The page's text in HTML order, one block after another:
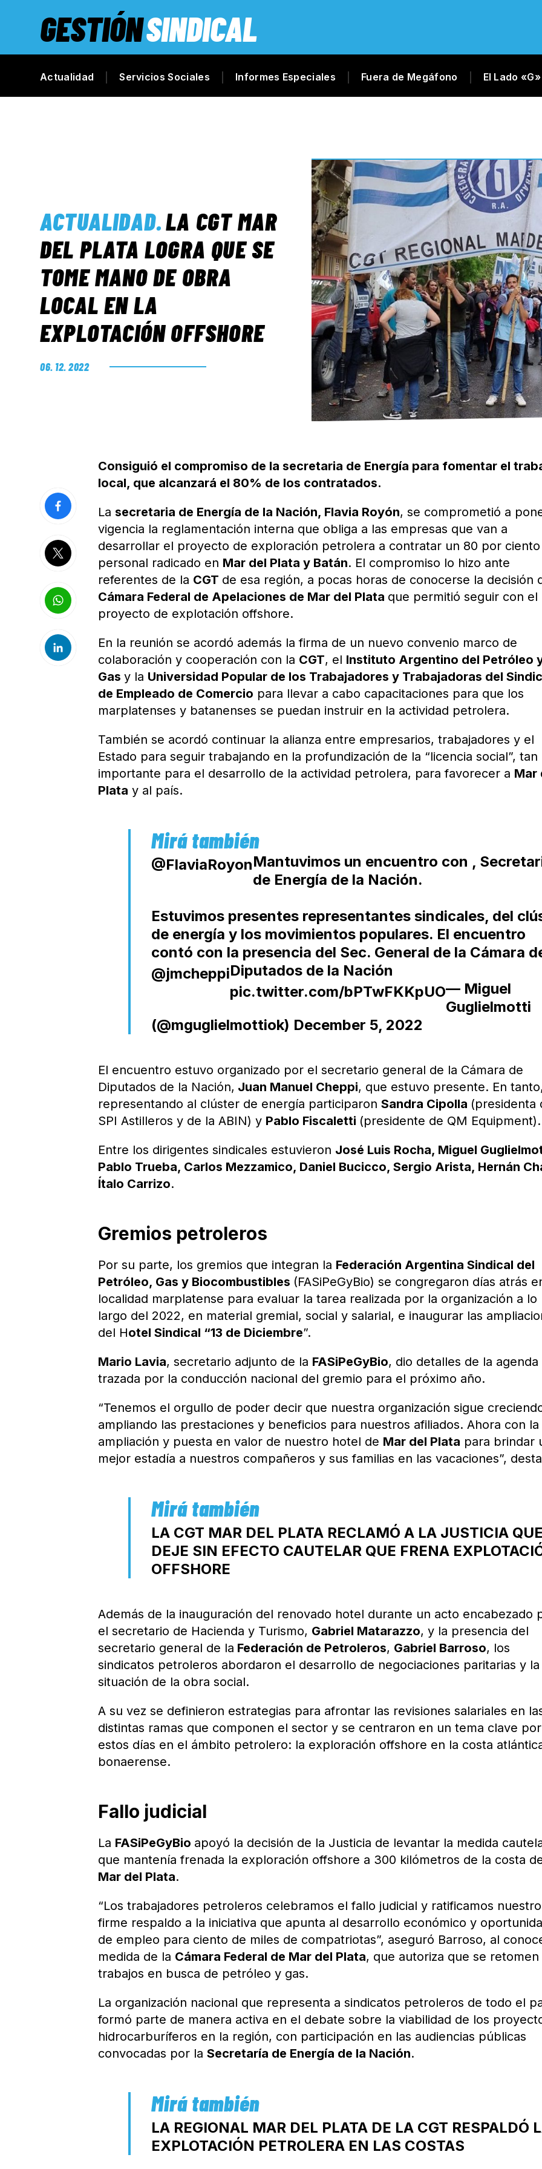
GESTIÓNSINDICAL
Actualidad Servicios Sociales Informes Especiales Fuera de Megáfono El Lado «G»
ACTUALIDAD.LA CGT MAR
DEL PLATA LOGRA QUE SE
TOME MANO DE OBRA
LOCAL EN LA
EXPLOTACIÓN OFFSHORE
06. 12. 2022
Consiguió el compromiso de la secretaria de Energía para fomentar el
local, que alcanzará el 80% de los contratados.
La secretaria de Energía de la Nación, Flavia Royón, se comprometió a
vigencia la reglamentación interna que obliga a las empresas que van a
desarrollar el proyecto de exploración petrolera a contratar un 80 por
personal radicado en Mar del Plata y Batán. El compromiso lo hizo ante
referentes de la CGT de esa región, a pocas horas de conocerse la decisión
Cámara Federal de Apelaciones de Mar del Plata que permitió seguir con el
proyecto de explotación offshore.
En la reunión se acordó además la firma de un nuevo convenio marco de
colaboración y cooperación con la CGT, el Instituto Argentino del Petróleo
Gasy la Universidad Popular de los Trabajadores y Trabajadoras del
de Empleado de Comercio para llevar a cabo capacitaciones para que los
marplatenses y batanenses se puedan instruir en la actividad petrolera.
También se acordó continuar la alianza entre empresarios, trabajadores y el
Estado para seguir trabajando en la profundización de la “licencia social”, tan
importante para el desarrollo de la actividad petrolera, para favorecer a Mar
Plata y al país.
Mantuvimos un encuentro con
@FlaviaRoyon
,
de Energía de la Nación.
Estuvimos presentes representantes sindicales, del
de energía y los movimientos populares. El encuentro
contó con la presencia del Sec. General de la Cámara
Diputados de la Nación
@jmcheppi
pic.twitter.com/bPTwFKKpUO— Miguel
Guglielmotti
(@mguglielmottiok) December 5, 2022
El encuentro estuvo organizado por el secretario general de la Cámara de
Diputados de la Nación, Juan Manuel Cheppi, que estuvo presente. En tanto,
representando al clúster de energía participaronSandra Cipolla (presidenta
SPI Astilleros y de la ABIN) y Pablo Fiscaletti (presidente de QM Equipment).
Entre los dirigentes sindicales estuvieron José Luis Rocha, Miguel
Pablo Trueba, Carlos Mezzamico, Daniel Bucicco, Sergio Arista, Hernán
Ítalo Carrizo.
Gremios petroleros
Por su parte, los gremios que integran la Federación Argentina Sindical del
Petróleo, Gas y Biocombustibles (FASiPeGyBio) se congregaron días atrás
localidad marplatense para evaluar la tarea realizada por la organización a lo
largo del 2022, en material gremial, social y salarial, e inaugurar las
del Hotel Sindical “13 de Diciembre”.
Mario Lavia, secretario adjunto de la FASiPeGyBio, dio detalles de la agenda
trazada por la conducción nacional del gremio para el próximo año.
“Tenemos el orgullo de poder decir que nuestra organización sigue
ampliando las prestaciones y beneficios para nuestros afiliados. Ahora con la
ampliación y puesta en valor de nuestro hotel de Mar del Plata para brindar
mejor estadía a nuestros compañeros y sus familias en las vacaciones”,
LA CGT MAR DEL PLATA RECLAMÓ A LA JUSTICIA QUE
DEJE SIN EFECTO CAUTELAR QUE FRENA
OFFSHORE
Además de la inauguración del renovado hotel durante un acto encabezado
el secretario de Hacienda y Turismo, Gabriel Matarazzo, y la presencia del
secretario general de la Federación de Petroleros, Gabriel Barroso, los
sindicatos petroleros abordaron el desarrollo de negociaciones paritarias y la
situación de la obra social.
A su vez se definieron estrategias para afrontar las revisiones salariales en
distintas ramas que componen el sector y se centraron en un tema clave por
estos días en el ámbito petrolero: la exploración offshore en la costa
bonaerense.
Fallo judicial
La FASiPeGyBio apoyó la decisión de la Justicia de levantar la medida
que mantenía frenada la exploración offshore a 300 kilómetros de la costa
Mar del Plata.
“Los trabajadores petroleros celebramos el fallo judicial y ratificamos nuestro
firme respaldo a la iniciativa que apunta al desarrollo económico y
de empleo para ciento de miles de compatriotas”, aseguró Barroso, al
medida de la Cámara Federal de Mar del Plata, que autoriza que se retomen
trabajos en busca de petróleo y gas.
La organización nacional que representa a sindicatos petroleros de todo el
formó parte de manera activa en el debate sobre la viabilidad de los
hidrocarburíferos en la región, con participación en las audiencias públicas
convocadas por laSecretaría de Energía de la Nación.
LA REGIONAL MAR DEL PLATA DE LA CGT RESPALDÓ
EXPLOTACIÓN PETROLERA EN LAS COSTAS